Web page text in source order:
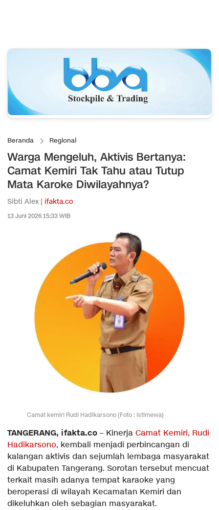
Beranda Regional
Warga Mengeluh, Aktivis Bertanya:
Camat Kemiri Tak Tahu atau Tutup
Mata Karoke Diwilayahnya?
Sibti Alex | ifakta.co
13 Juni 2026 15:33 WIB
Camat kemiri Rudi Hadikarsono (Foto : istimewa)
TANGERANG, ifakta.co – Kinerja Camat Kemiri, Rudi
Hadikarsono, kembali menjadi perbincangan di
kalangan aktivis dan sejumlah lembaga masyarakat
di Kabupaten Tangerang. Sorotan tersebut mencuat
terkait masih adanya tempat karaoke yang
beroperasi di wilayah Kecamatan Kemiri dan
dikeluhkan oleh sebagian masyarakat.